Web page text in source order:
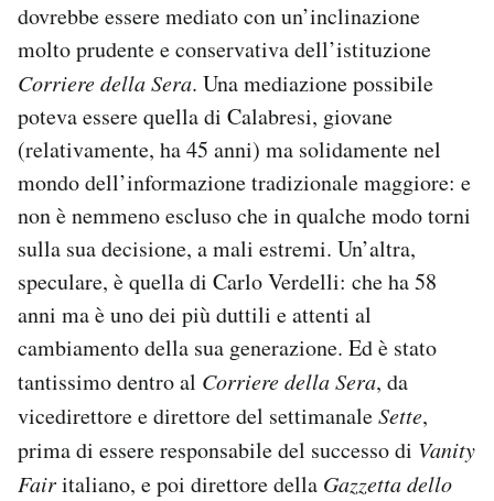
dovrebbe essere mediato con un’inclinazione
molto prudente e conservativa dell’istituzione
Corriere della Sera. Una mediazione possibile
poteva essere quella di Calabresi, giovane
(relativamente, ha 45 anni) ma solidamente nel
mondo dell’informazione tradizionale maggiore: e
non è nemmeno escluso che in qualche modo torni
sulla sua decisione, a mali estremi. Un’altra,
speculare, è quella di Carlo Verdelli: che ha 58
anni ma è uno dei più duttili e attenti al
cambiamento della sua generazione. Ed è stato
tantissimo dentro al Corriere della Sera, da
vicedirettore e direttore del settimanaleSette,
prima di essere responsabile del successo di Vanity
Fairitaliano, e poi direttore della Gazzetta dello